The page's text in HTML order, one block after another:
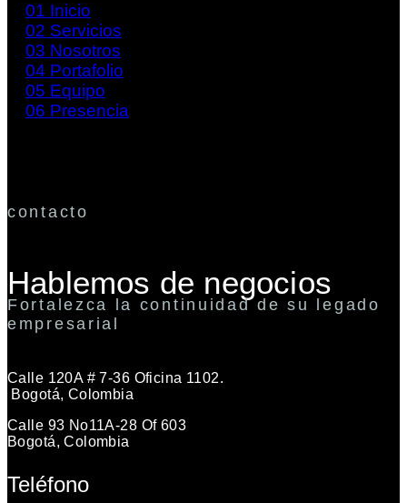
01 Inicio
02 Servicios
03 Nosotros
04 Portafolio
05 Equipo
06 Presencia
contacto
Hablemos de negocios
Fortalezca la continuidad de su legado
empresarial
Calle 120A # 7-36 Oficina 1102.
Bogotá, Colombia
Calle 93 No11A-28 Of 603
Bogotá, Colombia
Teléfono